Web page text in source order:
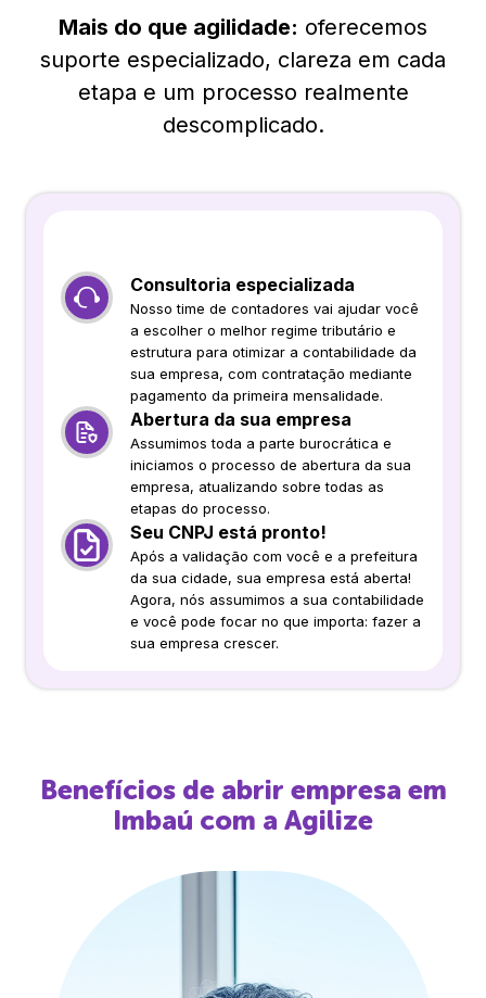
Mais do que agilidade: oferecemos
suporte especializado, clareza em cada
etapa e um processo realmente
descomplicado.
Consultoria especializada
Nosso time de contadores vai ajudar você
a escolher o melhor regime tributário e
estrutura para otimizar a contabilidade da
sua empresa, com contratação mediante
pagamento da primeira mensalidade.
Abertura da sua empresa
Assumimos toda a parte burocrática e
iniciamos o processo de abertura da sua
empresa, atualizando sobre todas as
etapas do processo.
Seu CNPJ está pronto!
Após a validação com você e a prefeitura
da sua cidade, sua empresa está aberta!
Agora, nós assumimos a sua contabilidade
e você pode focar no que importa: fazer a
sua empresa crescer.
Benefícios de abrir empresa em
Imbaú com a Agilize